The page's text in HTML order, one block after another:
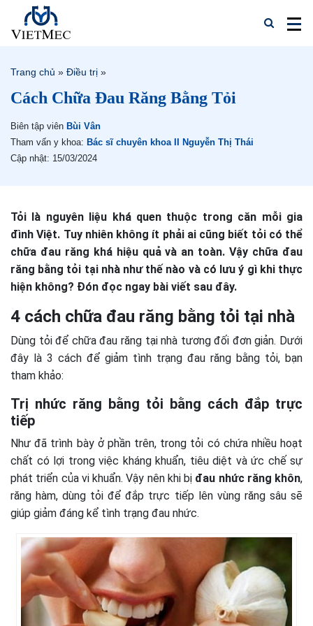
Trang chủ » Điều trị »
Cách Chữa Đau Răng Bằng Tỏi
Biên tập viên Bùi Vân
Tham vấn y khoa: Bác sĩ chuyên khoa II Nguyễn Thị Thái
Cập nhật: 15/03/2024
Tỏi là nguyên liệu khá quen thuộc trong căn mỗi gia
đình Việt. Tuy nhiên không ít phải ai cũng biết tỏi có thể
chữa đau răng khá hiệu quả và an toàn. Vậy chữa đau
răng bằng tỏi tại nhà như thế nào và có lưu ý gì khi thực
hiện không? Đón đọc ngay bài viết sau đây.
4 cách chữa đau răng bằng tỏi tại nhà
Dùng tỏi để chữa đau răng tại nhà tương đối đơn giản. Dưới
đây là 3 cách để giảm tình trạng đau răng bằng tỏi, bạn
tham khảo:
Trị nhức răng bằng tỏi bằng cách đắp trực
tiếp
Như đã trình bày ở phần trên, trong tỏi có chứa nhiều hoạt
chất có lợi trong việc kháng khuẩn, tiêu diệt và ức chế sự
phát triển của vi khuẩn. Vậy nên khi bị đau nhức răng khôn,
răng hàm, dùng tỏi để đắp trực tiếp lên vùng răng sâu sẽ
giúp giảm đáng kể tình trạng đau nhức.